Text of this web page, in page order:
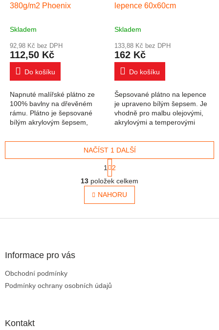
380g/m2 Phoenix
Skladem
92,98 Kč bez DPH
112,50 Kč
Do košíku
Napnuté malířské plátno ze
100% bavlny na dřevěném
rámu. Plátno je šepsované
bílým akrylovým šepsem,
použití. Gramáž plátna je
380g/m2, jedná se tedy o...
lepence 60x60cm
Skladem
133,88 Kč bez DPH
162 Kč
Do košíku
Šepsované plátno na lepence
je upraveno bílým šepsem. Je
vhodně pro malbu olejovými,
akrylovými a temperovými
popularitě mezi umělci, ale
hlavně mezi...
Ovládací prvky výpisu
NAČÍST 1 DALŠÍ
1
2
13 položek celkem
NAHORU
Informace pro vás
Obchodní podmínky
Podmínky ochrany osobních údajů
Kontakt